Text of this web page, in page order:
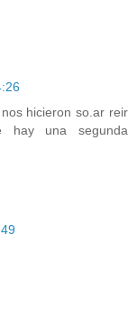
hicieron so.ar reir
hay una segunda